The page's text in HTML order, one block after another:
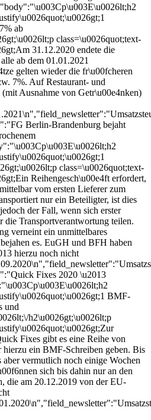
ab
class=\u0026quot;text-
31.12.2020 endete die
ab dem 01.01.2021
gelten wieder die fr\u00fcheren
7%. Auf Restaurant- und
Ausnahme von Getr\u00e4nken)
Berlin-Brandenburg bejaht
class=\u0026quot;text-
Reihengesch\u00e4ft erfordert,
vom ersten Lieferer zum
nur ein Beteiligter, ist dies
der Fall, wenn sich erster
die Transportverantwortung teilen.
verneint ein unmittelbares
es. EuGH und BFH haben
hierzu noch nicht
Fixes 2020 \u2013
BMF-
und
h2\u0026gt;\u0026lt;p
Fixes gibt es eine Reihe von
ein BMF-Schreiben geben. Bis
vermutlich noch einige Wochen
sich bis dahin nur an den
die am 20.12.2019 von der EU-